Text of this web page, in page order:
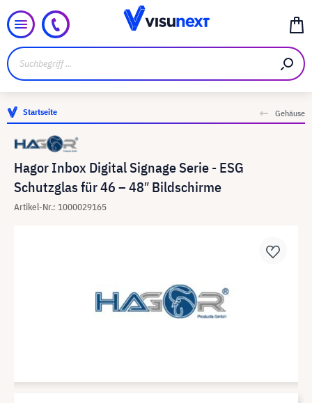
Startseite Gehäuse
Hagor Inbox Digital Signage Serie - ESG
Schutzglas für 46 – 48″ Bildschirme
Artikel-Nr.: 1000029165